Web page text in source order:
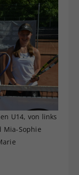
U14, von links
Mia-Sophie